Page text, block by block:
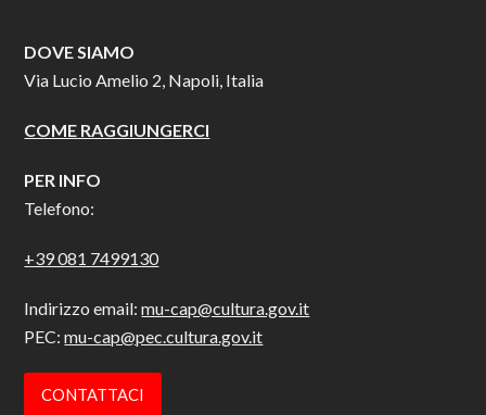
DOVE SIAMO
Via Lucio Amelio 2, Napoli, Italia
COME RAGGIUNGERCI
PER INFO
Telefono:
+39 081 7499130
Indirizzo email:mu-cap@cultura.gov.it
PEC:mu-cap@pec.cultura.gov.it
CONTATTACI